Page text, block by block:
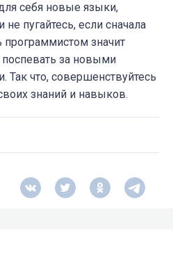
себя новые языки,
пугайтесь, если сначала
значит
за новыми
Так что, совершенствуйтесь
знаний и навыков.